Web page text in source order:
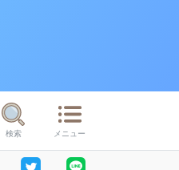
検索 メニュー